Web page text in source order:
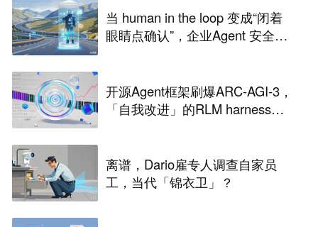
当 human in the loop 变成“闭着
眼睛点确认”，企业Agent 安全还
开源Agent框架刷爆ARC-AGI-3，
「自我改进」的RLM harness引
离谱，Dario雇专人调查自家员
工，当代「锦衣卫」？